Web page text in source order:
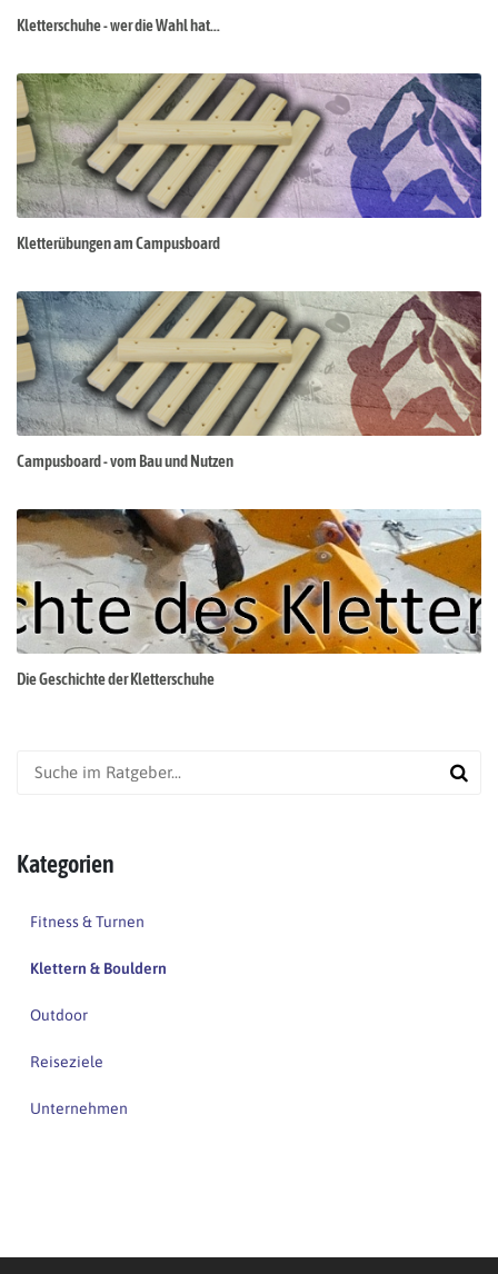
Kletterschuhe - wer die Wahl hat...
Kletterübungen am Campusboard
Campusboard - vom Bau und Nutzen
Die Geschichte der Kletterschuhe
Kategorien
Fitness & Turnen
Klettern & Bouldern
Outdoor
Reiseziele
Unternehmen